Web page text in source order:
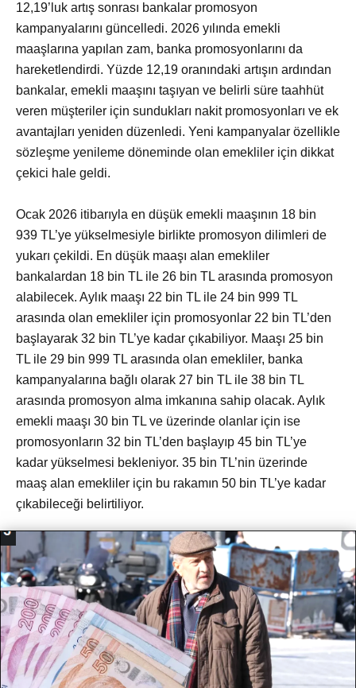
12,19’luk artış sonrası bankalar promosyon
kampanyalarını güncelledi. 2026 yılında emekli
maaşlarına yapılan zam, banka promosyonlarını da
hareketlendirdi. Yüzde 12,19 oranındaki artışın ardından
bankalar, emekli maaşını taşıyan ve belirli süre taahhüt
veren müşteriler için sundukları nakit promosyonları ve ek
avantajları yeniden düzenledi. Yeni kampanyalar özellikle
sözleşme yenileme döneminde olan emekliler için dikkat
çekici hale geldi.
Ocak 2026 itibarıyla en düşük emekli maaşının 18 bin
939 TL’ye yükselmesiyle birlikte promosyon dilimleri de
yukarı çekildi. En düşük maaşı alan emekliler
bankalardan 18 bin TL ile 26 bin TL arasında promosyon
alabilecek. Aylık maaşı 22 bin TL ile 24 bin 999 TL
arasında olan emekliler için promosyonlar 22 bin TL’den
başlayarak 32 bin TL’ye kadar çıkabiliyor. Maaşı 25 bin
TL ile 29 bin 999 TL arasında olan emekliler, banka
kampanyalarına bağlı olarak 27 bin TL ile 38 bin TL
arasında promosyon alma imkanına sahip olacak. Aylık
emekli maaşı 30 bin TL ve üzerinde olanlar için ise
promosyonların 32 bin TL’den başlayıp 45 bin TL’ye
kadar yükselmesi bekleniyor. 35 bin TL’nin üzerinde
maaş alan emekliler için bu rakamın 50 bin TL’ye kadar
çıkabileceği belirtiliyor.